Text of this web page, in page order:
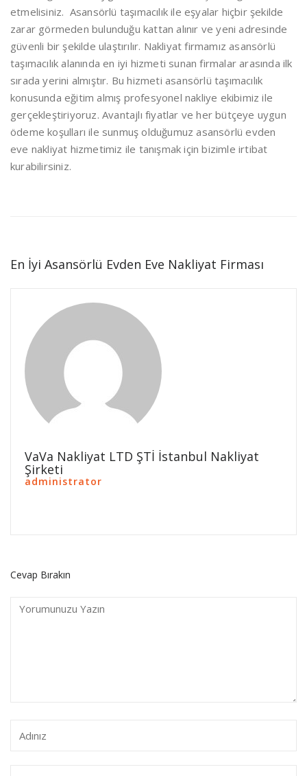
etmelisiniz. Asansörlü taşımacılık ile eşyalar hiçbir şekilde
zarar görmeden bulunduğu kattan alınır ve yeni adresinde
güvenli bir şekilde ulaştırılır. Nakliyat firmamız asansörlü
taşımacılık alanında en iyi hizmeti sunan firmalar arasında ilk
sırada yerini almıştır. Bu hizmeti asansörlü taşımacılık
konusunda eğitim almış profesyonel nakliye ekibimiz ile
gerçekleştiriyoruz. Avantajlı fiyatlar ve her bütçeye uygun
ödeme koşulları ile sunmuş olduğumuz asansörlü evden
eve nakliyat hizmetimiz ile tanışmak için bizimle irtibat
kurabilirsiniz.
En İyi Asansörlü Evden Eve Nakliyat Firması
VaVa Nakliyat LTD ŞTİ İstanbul Nakliyat
Şirketi
administrator
Cevap Bırakın